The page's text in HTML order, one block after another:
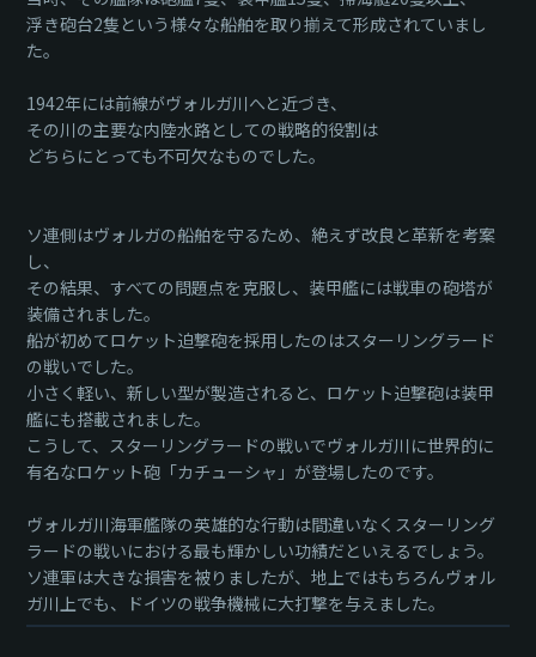
浮き砲台2隻という様々な船舶を取り揃えて形成されていまし
た。
1942年には前線がヴォルガ川へと近づき、
その川の主要な内陸水路としての戦略的役割は
どちらにとっても不可欠なものでした。
ソ連側はヴォルガの船舶を守るため、絶えず改良と革新を考案
し、
その結果、すべての問題点を克服し、装甲艦には戦車の砲塔が
装備されました。
船が初めてロケット迫撃砲を採用したのはスターリングラード
の戦いでした。
小さく軽い、新しい型が製造されると、ロケット迫撃砲は装甲
艦にも搭載されました。
こうして、スターリングラードの戦いでヴォルガ川に世界的に
有名なロケット砲「カチューシャ」が登場したのです。
ヴォルガ川海軍艦隊の英雄的な行動は間違いなくスターリング
ラードの戦いにおける最も輝かしい功績だといえるでしょう。
ソ連軍は大きな損害を被りましたが、地上ではもちろんヴォル
ガ川上でも、ドイツの戦争機械に大打撃を与えました。